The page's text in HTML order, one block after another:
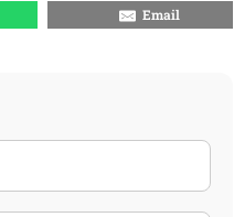
Email